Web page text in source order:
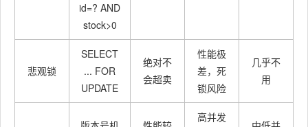
id=? AND
stock>0
悲观锁
SELECT
... FOR
UPDATE
绝对不
会超卖
性能极
差，死
锁风险
几乎不
用
高并发